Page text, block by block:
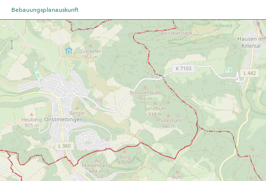
Bebauungsplanauskunft